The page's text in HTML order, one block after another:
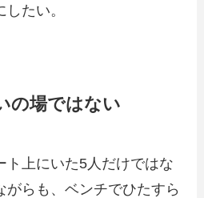
たい。
の場ではない
ト上にいた5人だけではな
がらも、ベンチでひたすら